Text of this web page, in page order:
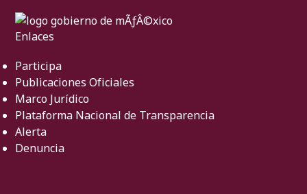
Enlaces
Participa
Publicaciones Oficiales
Marco Jurídico
Plataforma Nacional de Transparencia
Alerta
Denuncia